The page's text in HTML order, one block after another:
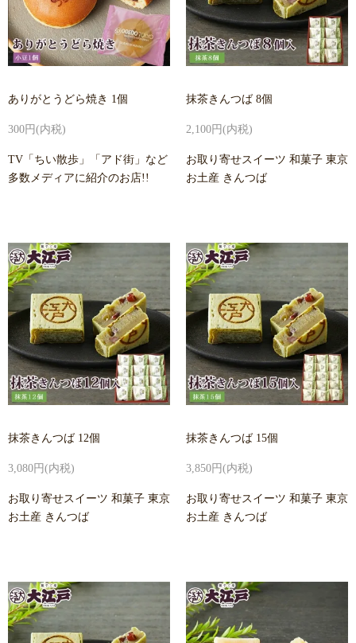
ありがとうどら焼き 1個
300円(内税)
TV「ちい散歩」「アド街」など
多数メディアに紹介のお店!!
抹茶きんつば 8個
2,100円(内税)
お取り寄せスイーツ 和菓子 東京
お土産 きんつば
抹茶きんつば 12個
3,080円(内税)
お取り寄せスイーツ 和菓子 東京
お土産 きんつば
抹茶きんつば 15個
3,850円(内税)
お取り寄せスイーツ 和菓子 東京
お土産 きんつば